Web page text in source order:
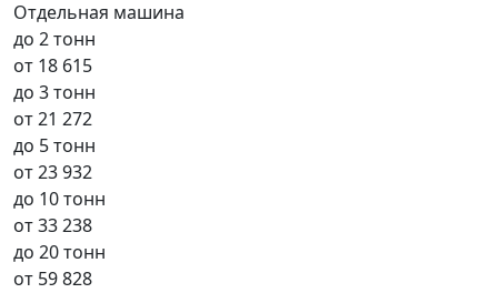
Отдельная машина
до 2 тонн
от 18 615
до 3 тонн
от21 272
до 5 тонн
от23 932
до 10 тонн
от33 238
до 20 тонн
от 59 828